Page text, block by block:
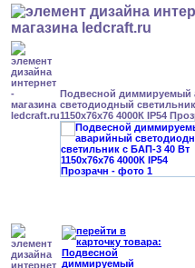
Подвесной диммируемый
светодиодный
1150x76x76 4000К IP54